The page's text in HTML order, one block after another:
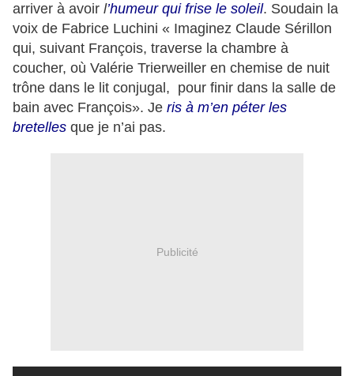
arriver à avoir l’humeur qui frise le soleil. Soudain la
voix de Fabrice Luchini « Imaginez Claude Sérillon
qui, suivant François, traverse la chambre à
coucher, où Valérie Trierweiller en chemise de nuit
trône dans le lit conjugal, pour finir dans la salle de
bain avec François». Je ris à m’en péter les
bretelles que je n’ai pas.
Publicité